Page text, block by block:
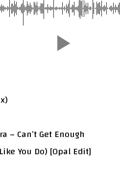
– Can’t Get Enough
You Do) [Opal Edit]